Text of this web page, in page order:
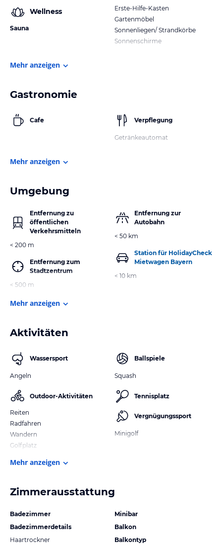
Wellness
Sauna
Erste-Hilfe-Kasten
Gartenmöbel
Sonnenliegen/ Strandkörbe
Sonnenschirme
Mehr anzeigen
Gastronomie
Cafe Verpflegung
Getränkeautomat
Mehr anzeigen
Umgebung
Entfernung zu
öffentlichen
Verkehrsmitteln
< 200 m
Entfernung zum
Stadtzentrum
< 500 m
Entfernung zur
Autobahn
< 50 km
Station für HolidayCheck
Mietwagen Bayern
< 10 km
Mehr anzeigen
Aktivitäten
Wassersport
Angeln
Outdoor-Aktivitäten
Reiten
Radfahren
Wandern
Golfplatz
Ballspiele
Squash
Tennisplatz
Vergnügungssport
Minigolf
Mehr anzeigen
Zimmerausstattung
Badezimmer
Badezimmerdetails
Haartrockner
Minibar
Balkon
Balkontyp